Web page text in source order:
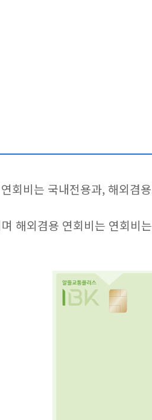
회비는 국내전용과, 해외겸
해외겸용 연회비는 연회비